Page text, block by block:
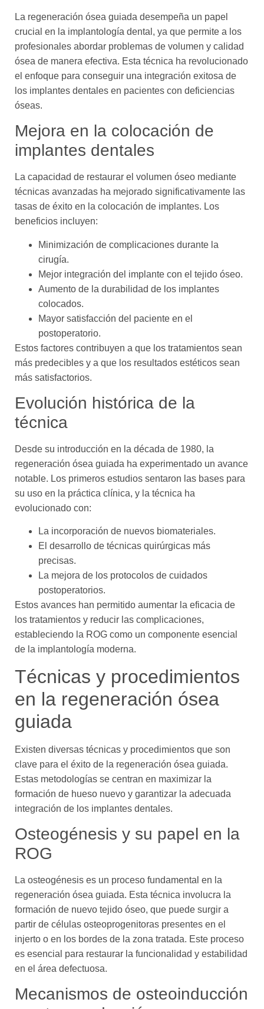
La regeneración ósea guiada desempeña un papel
crucial en la implantología dental, ya que permite a los
profesionales abordar problemas de volumen y calidad
ósea de manera efectiva. Esta técnica ha revolucionado
el enfoque para conseguir una integración exitosa de
los implantes dentales en pacientes con deficiencias
óseas.
Mejora en la colocación de
implantes dentales
La capacidad de restaurar el volumen óseo mediante
técnicas avanzadas ha mejorado significativamente las
tasas de éxito en la colocación de implantes. Los
beneficios incluyen:
Minimización de complicaciones durante la
cirugía.
Mejor integración del implante con el tejido óseo.
Aumento de la durabilidad de los implantes
colocados.
Mayor satisfacción del paciente en el
postoperatorio.
Estos factores contribuyen a que los tratamientos sean
más predecibles y a que los resultados estéticos sean
más satisfactorios.
Evolución histórica de la
técnica
Desde su introducción en la década de 1980, la
regeneración ósea guiada ha experimentado un avance
notable. Los primeros estudios sentaron las bases para
su uso en la práctica clínica, y la técnica ha
evolucionado con:
La incorporación de nuevos biomateriales.
El desarrollo de técnicas quirúrgicas más
precisas.
La mejora de los protocolos de cuidados
postoperatorios.
Estos avances han permitido aumentar la eficacia de
los tratamientos y reducir las complicaciones,
estableciendo la ROG como un componente esencial
de la implantología moderna.
Técnicas y procedimientos
en la regeneración ósea
guiada
Existen diversas técnicas y procedimientos que son
clave para el éxito de la regeneración ósea guiada.
Estas metodologías se centran en maximizar la
formación de hueso nuevo y garantizar la adecuada
integración de los implantes dentales.
Osteogénesis y su papel en la
ROG
La osteogénesis es un proceso fundamental en la
regeneración ósea guiada. Esta técnica involucra la
formación de nuevo tejido óseo, que puede surgir a
partir de células osteoprogenitoras presentes en el
injerto o en los bordes de la zona tratada. Este proceso
es esencial para restaurar la funcionalidad y estabilidad
en el área defectuosa.
Mecanismos de osteoinducción